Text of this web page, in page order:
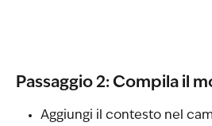
Passaggio 2: Compila il
Aggiungi il contesto nel